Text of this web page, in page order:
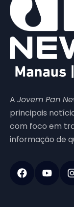
A Jovem Pan
principais
com foco em
informação de